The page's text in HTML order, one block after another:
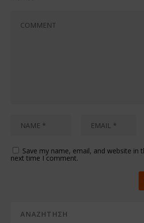
Save my name, email, and website in
next time I comment.